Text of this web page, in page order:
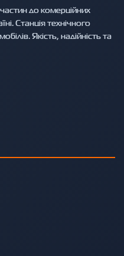
до комерційних
Станція технічного
Якість, надійність та